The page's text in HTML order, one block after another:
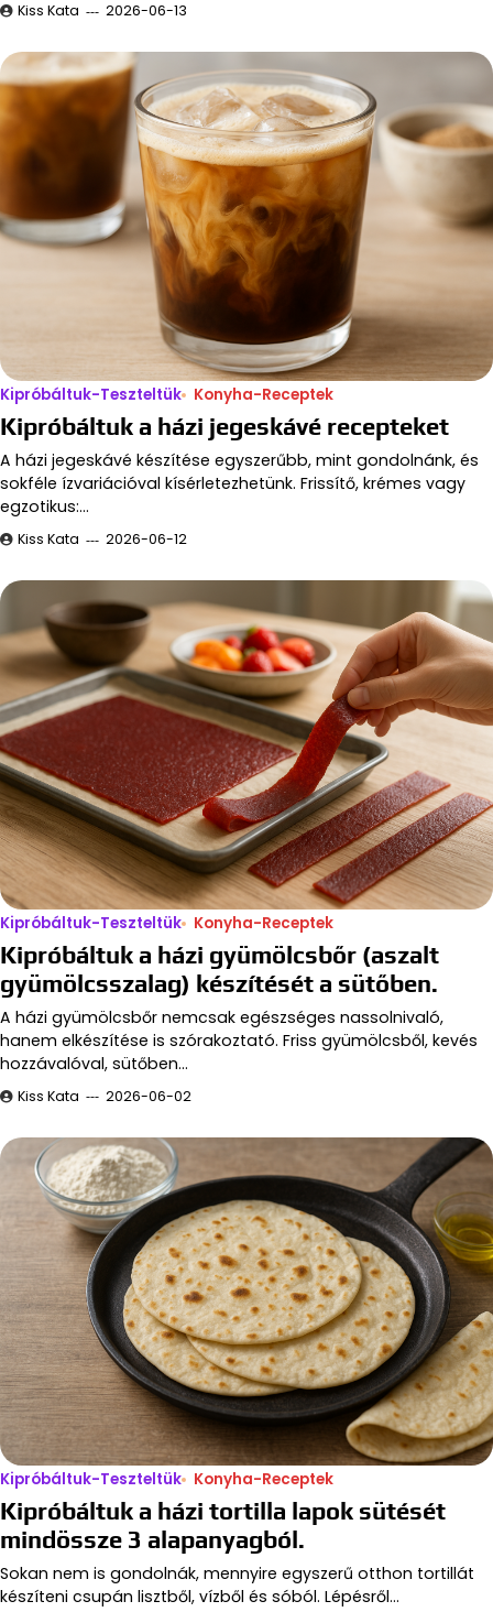
Kiss Kata 2026-06-13
Kipróbáltuk-Teszteltük Konyha-Receptek
Kipróbáltuk a házi jegeskávé recepteket
A házi jegeskávé készítése egyszerűbb, mint gondolnánk, és
sokféle ízvariációval kísérletezhetünk. Frissítő, krémes vagy
egzotikus:…
Kiss Kata 2026-06-12
Kipróbáltuk-Teszteltük Konyha-Receptek
Kipróbáltuk a házi gyümölcsbőr (aszalt
gyümölcsszalag) készítését a sütőben.
A házi gyümölcsbőr nemcsak egészséges nassolnivaló,
hanem elkészítése is szórakoztató. Friss gyümölcsből, kevés
hozzávalóval, sütőben…
Kiss Kata 2026-06-02
Kipróbáltuk-Teszteltük Konyha-Receptek
Kipróbáltuk a házi tortilla lapok sütését
mindössze 3 alapanyagból.
Sokan nem is gondolnák, mennyire egyszerű otthon tortillát
készíteni csupán lisztből, vízből és sóból. Lépésről…